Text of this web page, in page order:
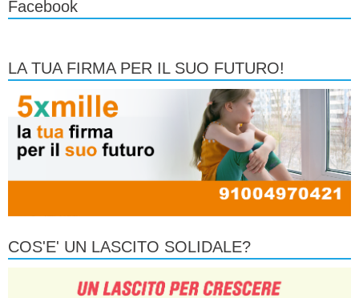
Facebook
LA TUA FIRMA PER IL SUO FUTURO!
COS'E' UN LASCITO SOLIDALE?